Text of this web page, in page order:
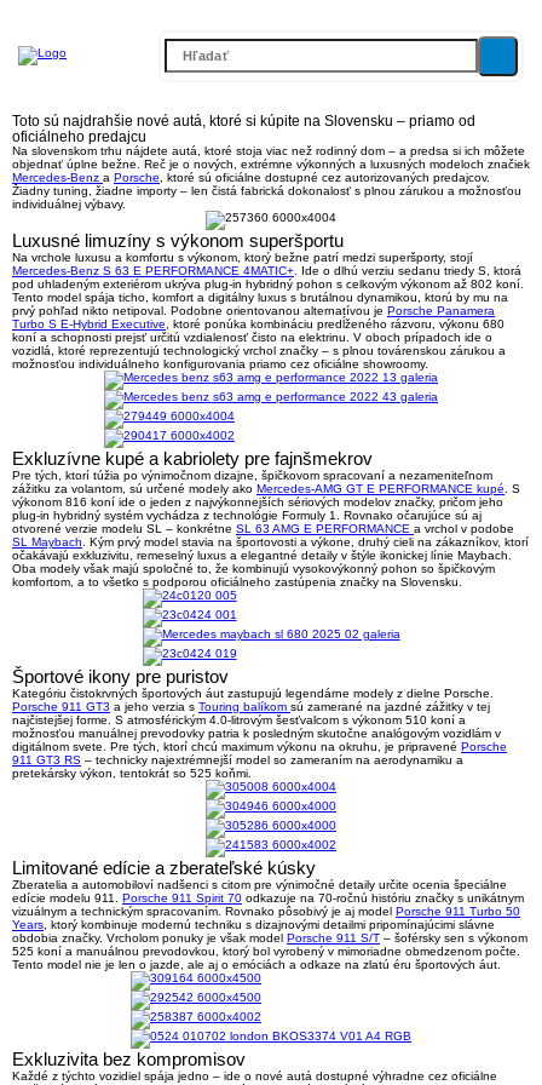
Toto sú najdrahšie nové autá, ktoré si kúpite na Slovensku – priamo od
oficiálneho predajcu
Na slovenskom trhu nájdete autá, ktoré stoja viac než rodinný dom – a predsa si ich môžete
objednať úplne bežne. Reč je o nových, extrémne výkonných a luxusných modeloch značiek
Mercedes-Benz a Porsche , ktoré sú oficiálne dostupné cez autorizovaných predajcov.
Žiadny tuning, žiadne importy – len čistá fabrická dokonalosť s plnou zárukou a možnosťou
individuálnej výbavy.
Luxusné limuzíny s výkonom superšportu
Na vrchole luxusu a komfortu s výkonom, ktorý bežne patrí medzi superšporty, stojí
Mercedes-Benz S 63 E PERFORMANCE 4MATIC+ . Ide o dlhú verziu sedanu triedy S, ktorá
pod uhladeným exteriérom ukrýva plug-in hybridný pohon s celkovým výkonom až 802 koní.
Tento model spája ticho, komfort a digitálny luxus s brutálnou dynamikou, ktorú by mu na
prvý pohľad nikto netipoval. Podobne orientovanou alternatívou je Porsche Panamera
Turbo S E-Hybrid Executive , ktoré ponúka kombináciu predĺženého rázvoru, výkonu 680
koní a schopnosti prejsť určitú vzdialenosť čisto na elektrinu. V oboch prípadoch ide o
vozidlá, ktoré reprezentujú technologický vrchol značky – s plnou továrenskou zárukou a
možnosťou individuálneho konfigurovania priamo cez oficiálne showroomy.
Exkluzívne kupé a kabriolety pre fajnšmekrov
Pre tých, ktorí túžia po výnimočnom dizajne, špičkovom spracovaní a nezameniteľnom
zážitku za volantom, sú určené modely ako Mercedes-AMG GT E PERFORMANCE kupé . S
výkonom 816 koní ide o jeden z najvýkonnejších sériových modelov značky, pričom jeho
plug-in hybridný systém vychádza z technológie Formuly 1. Rovnako očarujúce sú aj
otvorené verzie modelu SL – konkrétne SL 63 AMG E PERFORMANCE a vrchol v podobe
SL Maybach . Kým prvý model stavia na športovosti a výkone, druhý cieli na zákazníkov, ktorí
očakávajú exkluzivitu, remeselný luxus a elegantné detaily v štýle ikonickej línie Maybach.
Oba modely však majú spoločné to, že kombinujú vysokovýkonný pohon so špičkovým
komfortom, a to všetko s podporou oficiálneho zastúpenia značky na Slovensku.
Športové ikony pre puristov
Kategóriu čistokrvných športových áut zastupujú legendárne modely z dielne Porsche.
Porsche 911 GT3 a jeho verzia s Touring balíkom sú zamerané na jazdné zážitky v tej
najčistejšej forme. S atmosférickým 4.0-litrovým šesťvalcom s výkonom 510 koní a
možnosťou manuálnej prevodovky patria k posledným skutočne analógovým vozidlám v
digitálnom svete. Pre tých, ktorí chcú maximum výkonu na okruhu, je pripravené Porsche
911 GT3 RS – technicky najextrémnejší model so zameraním na aerodynamiku a
pretekársky výkon, tentokrát so 525 koňmi.
Limitované edície a zberateľské kúsky
Zberatelia a automobiloví nadšenci s citom pre výnimočné detaily určite ocenia špeciálne
edície modelu 911. Porsche 911 Spirit 70 odkazuje na 70-ročnú históriu značky s unikátnym
vizuálnym a technickým spracovaním. Rovnako pôsobivý je aj model Porsche 911 Turbo 50
Years , ktorý kombinuje modernú techniku s dizajnovými detailmi pripomínajúcimi slávne
obdobia značky. Vrcholom ponuky je však model Porsche 911 S/T – šoférsky sen s výkonom
525 koní a manuálnou prevodovkou, ktorý bol vyrobený v mimoriadne obmedzenom počte.
Tento model nie je len o jazde, ale aj o emóciách a odkaze na zlatú éru športových áut.
Exkluzivita bez kompromisov
Každé z týchto vozidiel spája jedno – ide o nové autá dostupné výhradne cez oficiálne